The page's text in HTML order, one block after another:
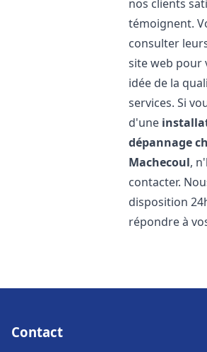
nos clients
témoignent.
consulter
site web pour
idée de la
services. Si
d'une
dépannage
Machecoul,
contacter.
disposition
répondre à
Contact